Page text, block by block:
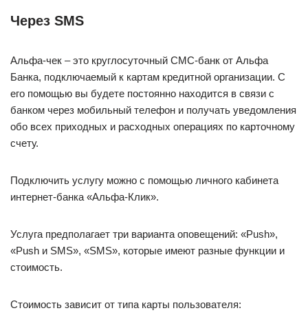
Через SMS
Альфа-чек – это круглосуточный СМС-банк от Альфа
Банка, подключаемый к картам кредитной организации. С
его помощью вы будете постоянно находится в связи с
банком через мобильный телефон и получать уведомления
обо всех приходных и расходных операциях по карточному
счету.
Подключить услугу можно с помощью личного кабинета
интернет-банка «Альфа-Клик».
Услуга предполагает три варианта оповещений: «Push»,
«Push и SMS», «SMS», которые имеют разные функции и
стоимость.
Стоимость зависит от типа карты пользователя: